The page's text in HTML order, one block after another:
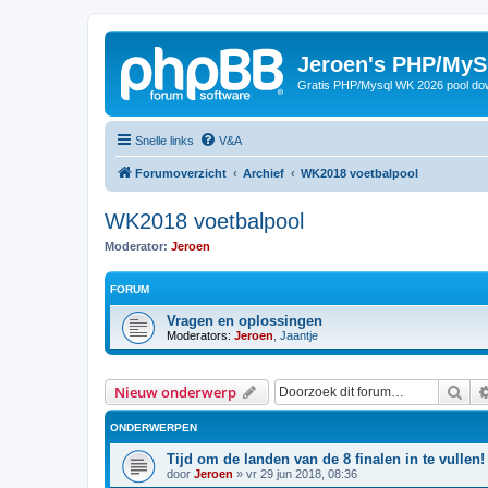
Jeroen's PHP/
Gratis PHP/Mysql WK 2026 pool
Snelle links V&A
Forumoverzicht Archief WK2018 voetbalpool
WK2018 voetbalpool
Moderator: Jeroen
FORUM
Vragen en oplossingen
Moderators: Jeroen Jaantje
Nieuw onderwerp
ONDERWERPEN
Tijd om de landen van de 8 finalen in te vullen!
door Jeroen » vr 29 jun 2018, 08:36